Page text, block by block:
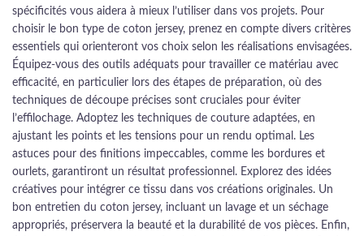
spécificités vous aidera à mieux l’utiliser dans vos projets. Pour
choisir le bon type de coton jersey, prenez en compte divers critères
essentiels qui orienteront vos choix selon les réalisations envisagées.
Équipez-vous des outils adéquats pour travailler ce matériau avec
efficacité, en particulier lors des étapes de préparation, où des
techniques de découpe précises sont cruciales pour éviter
l’effilochage. Adoptez les techniques de couture adaptées, en
ajustant les points et les tensions pour un rendu optimal. Les
astuces pour des finitions impeccables, comme les bordures et
ourlets, garantiront un résultat professionnel. Explorez des idées
créatives pour intégrer ce tissu dans vos créations originales. Un
bon entretien du coton jersey, incluant un lavage et un séchage
appropriés, préservera la beauté et la durabilité de vos pièces. Enfin,